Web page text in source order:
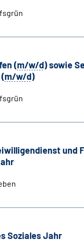
(m/w/d) sowie
m/w/d)
und
Soziales Jahr